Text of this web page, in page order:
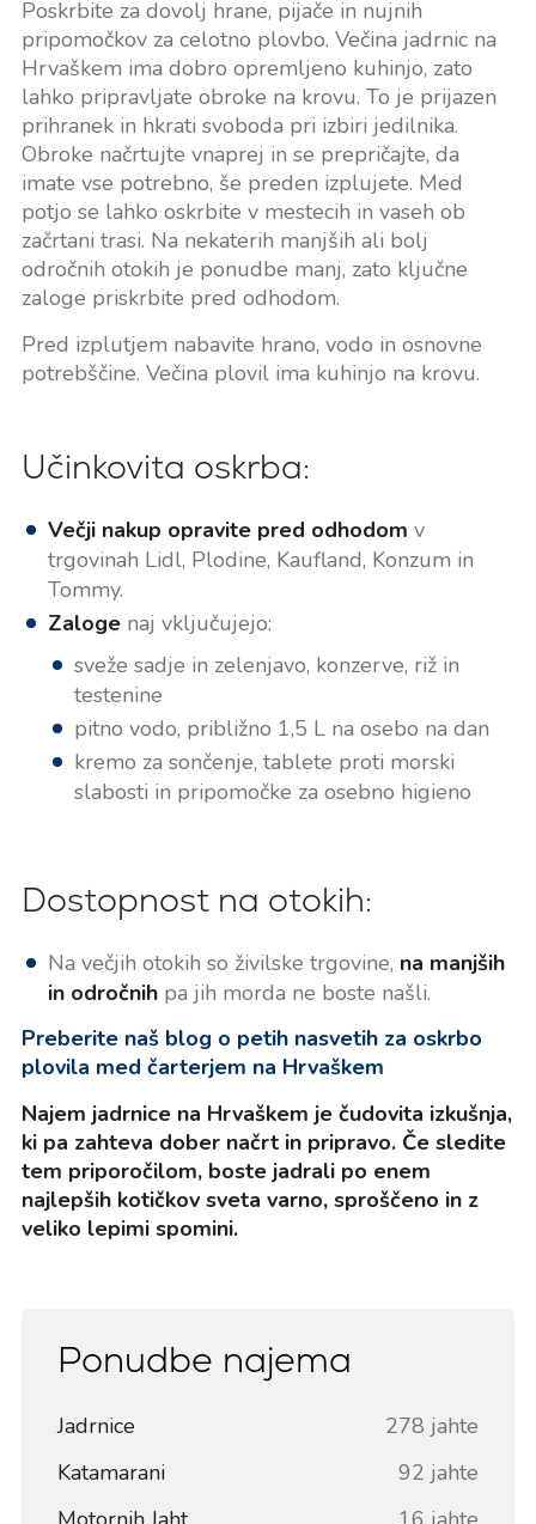
Poskrbite za dovolj hrane, pijače in nujnih
pripomočkov za celotno plovbo. Večina jadrnic na
Hrvaškem ima dobro opremljeno kuhinjo, zato
lahko pripravljate obroke na krovu. To je prijazen
prihranek in hkrati svoboda pri izbiri jedilnika.
Obroke načrtujte vnaprej in se prepričajte, da
imate vse potrebno, še preden izplujete. Med
potjo se lahko oskrbite v mestecih in vaseh ob
začrtani trasi. Na nekaterih manjših ali bolj
odročnih otokih je ponudbe manj, zato ključne
zaloge priskrbite pred odhodom.
Pred izplutjem nabavite hrano, vodo in osnovne
potrebščine. Večina plovil ima kuhinjo na krovu.
Učinkovita oskrba:
Večji nakup opravite pred odhodom v
trgovinah Lidl, Plodine, Kaufland, Konzum in
Tommy.
Zalogenaj vključujejo:
sveže sadje in zelenjavo, konzerve, riž in
testenine
pitno vodo, približno 1,5 L na osebo na dan
kremo za sončenje, tablete proti morski
slabosti in pripomočke za osebno higieno
Dostopnost na otokih:
Na večjih otokih so živilske trgovine, na manjših
in odročnihpa jih morda ne boste našli.
Preberite naš blog o petih nasvetih za oskrbo
plovila med čarterjem na Hrvaškem
Najem jadrnice na Hrvaškem je čudovita izkušnja,
ki pa zahteva dober načrt in pripravo. Če sledite
tem priporočilom, boste jadrali po enem
najlepših kotičkov sveta varno, sproščeno in z
veliko lepimi spomini.
Ponudbe najema
Jadrnice
278 jahte
Katamarani
92 jahte